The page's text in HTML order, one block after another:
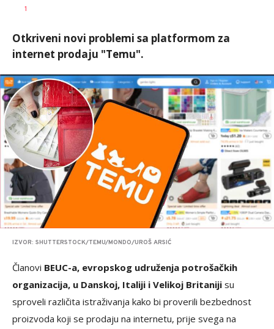
AUTOR
1
Otkriveni novi problemi sa platformom za
internet prodaju "Temu".
IZVOR: SHUTTERSTOCK/TEMU/MONDO/UROŠ ARSIĆ
Članovi BEUC-a, evropskog udruženja potrošačkih
organizacija, u Danskoj, Italiji i Velikoj Britaniji su
sproveli različita istraživanja kako bi proverili bezbednost
proizvoda koji se prodaju na internetu, prije svega na